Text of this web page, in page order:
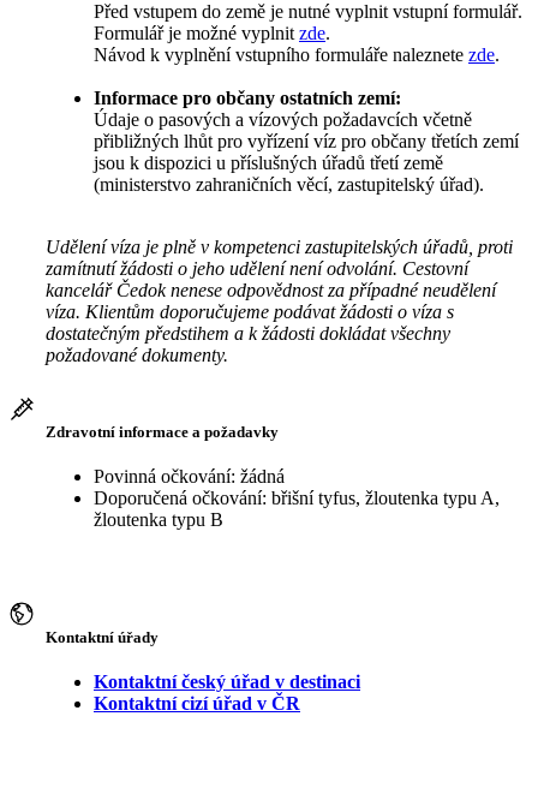
Před vstupem do země je nutné vyplnit vstupní formulář.
Formulář je možné vyplnit zde.
Návod k vyplnění vstupního formuláře naleznete zde.
Informace pro občany ostatních zemí:
Údaje o pasových a vízových požadavcích včetně
přibližných lhůt pro vyřízení víz pro občany třetích zemí
jsou k dispozici u příslušných úřadů třetí země
(ministerstvo zahraničních věcí, zastupitelský úřad).
Udělení víza je plně v kompetenci zastupitelských úřadů, proti
zamítnutí žádosti o jeho udělení není odvolání. Cestovní
kancelář Čedok nenese odpovědnost za případné neudělení
víza. Klientům doporučujeme podávat žádosti o víza s
dostatečným předstihem a k žádosti dokládat všechny
požadované dokumenty.
Zdravotní informace a požadavky
Povinná očkování: žádná
Doporučená očkování: břišní tyfus, žloutenka typu A,
žloutenka typu B
Kontaktní úřady
Kontaktní český úřad v destinaci
Kontaktní cizí úřad v ČR